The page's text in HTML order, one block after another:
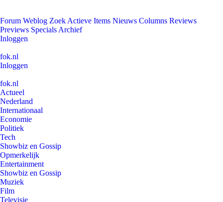
Forum Weblog Zoek Actieve Items Nieuws Columns Reviews
Previews Specials Archief
Inloggen
fok.nl
Inloggen
fok.nl
Actueel
Nederland
Internationaal
Economie
Politiek
Tech
Showbiz en Gossip
Opmerkelijk
Entertainment
Showbiz en Gossip
Muziek
Film
Televisie